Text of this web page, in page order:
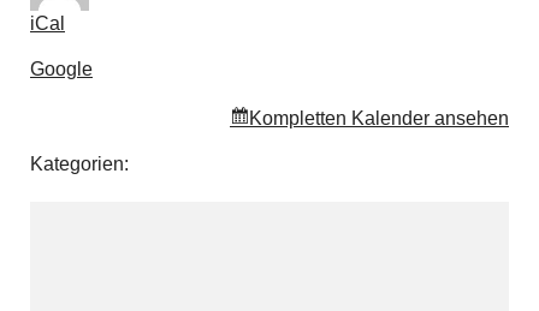
iCal
Google
Kompletten Kalender ansehen
Kategorien: